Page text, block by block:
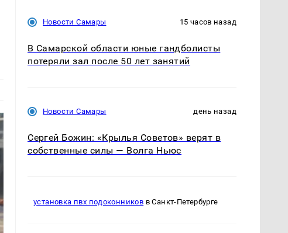
Новости Самары 15 часов назад
В Самарской области юные гандболисты
потеряли зал после 50 лет занятий
Новости Самары день назад
Сергей Божин: «Крылья Советов» верят в
собственные силы — Волга Ньюс
установка пвх подоконников в Санкт-Петербурге